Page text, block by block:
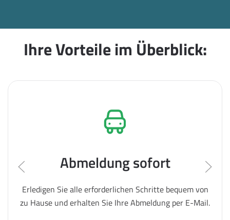
Ihre Vorteile im Überblick:
Abmeldung sofort
Erledigen Sie alle erforderlichen Schritte bequem von
zu Hause und erhalten Sie Ihre Abmeldung per E-Mail.